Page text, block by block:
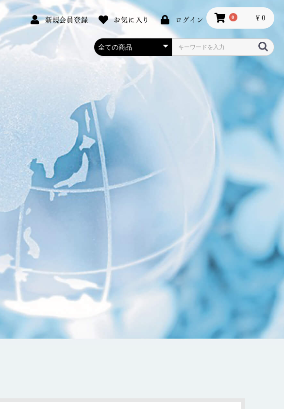
新規会員登録 お気に入り ログイン 0 ￥0